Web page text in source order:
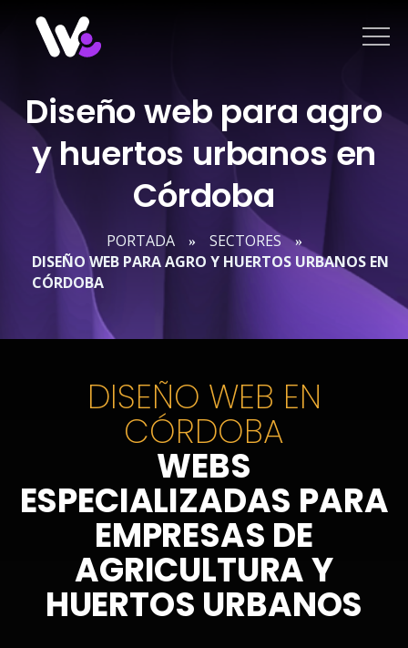
contenido
Diseño web para agro
y huertos urbanos en
Córdoba
PORTADA » SECTORES »
DISEÑO WEB PARA AGRO Y HUERTOS URBANOS EN
CÓRDOBA
DISEÑO WEB EN
CÓRDOBA
WEBS
ESPECIALIZADAS PARA
EMPRESAS DE
AGRICULTURA Y
HUERTOS URBANOS